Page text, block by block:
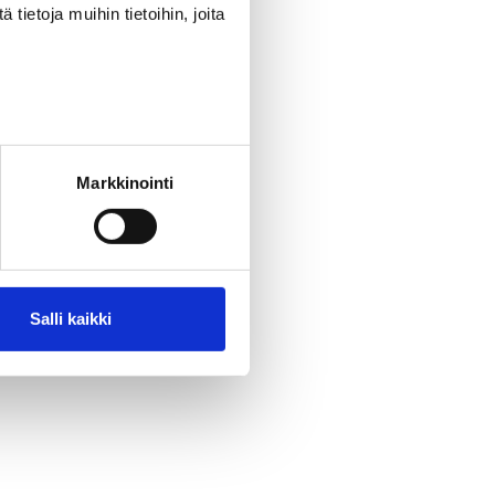
tietoja muihin tietoihin, joita
Markkinointi
Salli kaikki